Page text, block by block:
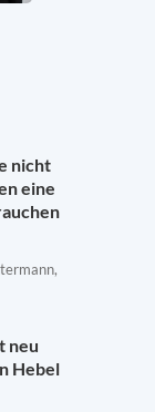
nicht
eine
neu
Hebel